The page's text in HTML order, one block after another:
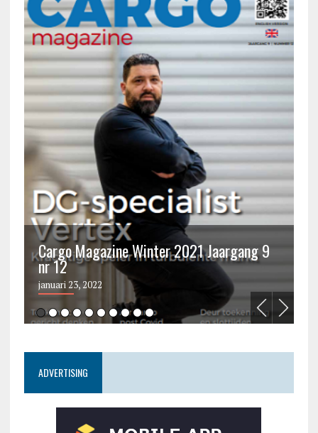
Cargo Magazine Winter 2021 Jaargang 9
nr 12
januari 23, 2022
ADVERTISING